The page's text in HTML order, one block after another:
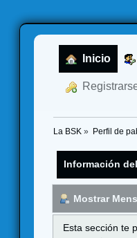
Inicio
La BSK » Perfil de
Información
Mostrar
Esta sección te